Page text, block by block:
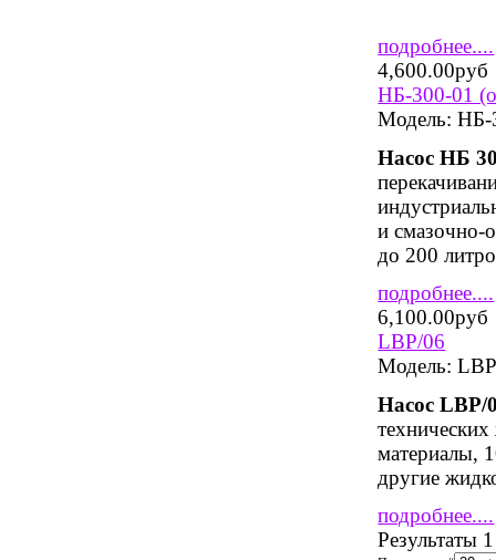
подробнее....
4,600.00руб
НБ-300-01
Модель: НБ-
Насос НБ
и смазочно-
до 200
подробнее....
6,100.00руб
LBP/06
Модель:
НасосLBP/
материалы,
другие
подробнее....
Результаты